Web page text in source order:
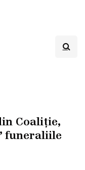
Coaliție,
funeraliile